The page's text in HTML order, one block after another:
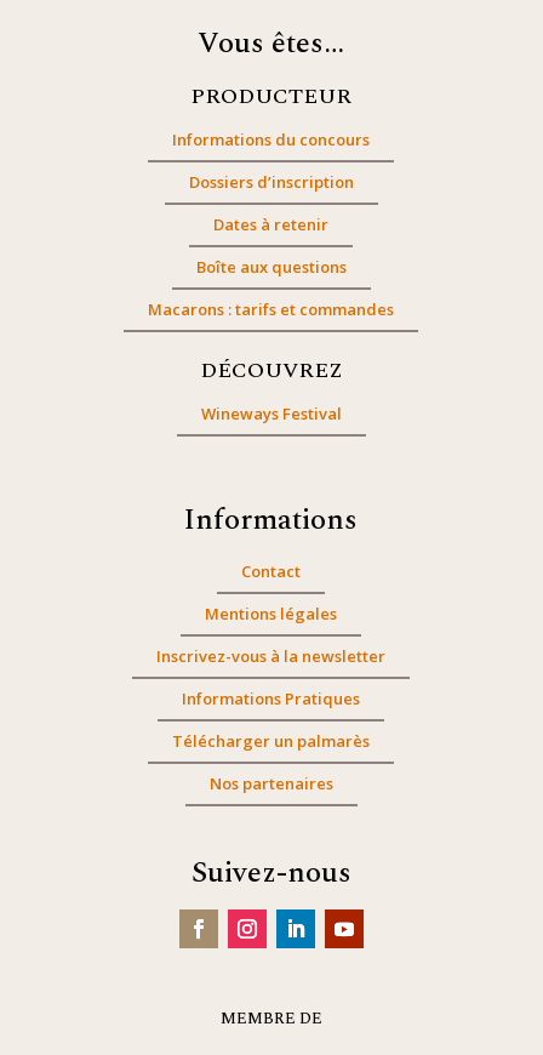
Vous êtes…
PRODUCTEUR
Informations du concours
Dossiers d’inscription
Dates à retenir
Boîte aux questions
Macarons : tarifs et commandes
DÉCOUVREZ
Wineways Festival
Informations
Contact
Mentions légales
Inscrivez-vous à la newsletter
Informations Pratiques
Télécharger un palmarès
Nos partenaires
Suivez-nous
MEMBRE DE